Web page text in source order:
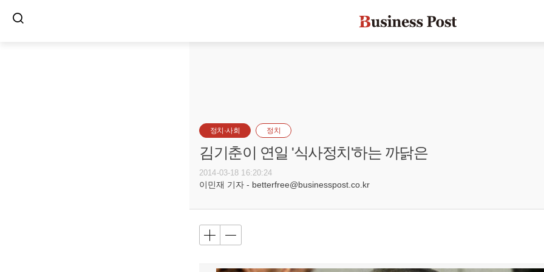
정치·사회 정치
김기춘이 연일 '식사정치'하는 까닭은
2014-03-18 16:20:24
이민재 기자 - betterfree@businesspost.co.kr